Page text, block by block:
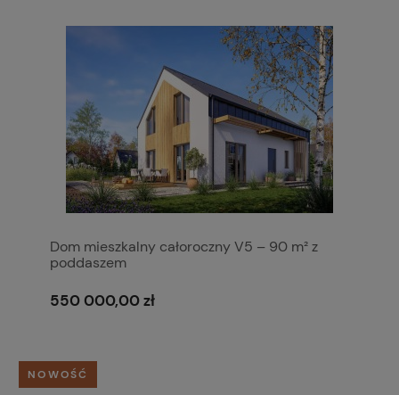
Dom mieszkalny całoroczny V5 – 90 m² z
poddaszem
550 000,00 zł
NOWOŚĆ